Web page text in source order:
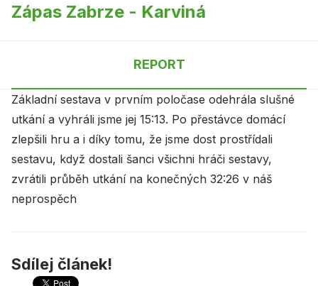
Zápas Zabrze - Karviná
REPORT
Základní sestava v prvním poločase odehrála slušné
utkání a vyhráli jsme jej 15:13. Po přestávce domácí
zlepšili hru a i díky tomu, že jsme dost prostřídali
sestavu, když dostali šanci všichni hráči sestavy,
zvrátili průběh utkání na konečných 32:26 v náš
neprospěch
Sdílej článek!